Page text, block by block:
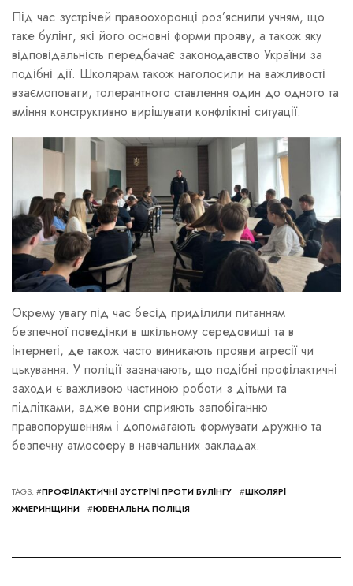
Під час зустрічей правоохоронці роз’яснили учням, що
таке булінг, які його основні форми прояву, а також яку
відповідальність передбачає законодавство України за
подібні дії. Школярам також наголосили на важливості
взаємоповаги, толерантного ставлення один до одного та
вміння конструктивно вирішувати конфліктні ситуації.
Окрему увагу під час бесід приділили питанням
безпечної поведінки в шкільному середовищі та в
інтернеті, де також часто виникають прояви агресії чи
цькування. У поліції зазначають, що подібні профілактичні
заходи є важливою частиною роботи з дітьми та
підлітками, адже вони сприяють запобіганню
правопорушенням і допомагають формувати дружню та
безпечну атмосферу в навчальних закладах.
TAGS: #ПРОФІЛАКТИЧНІ ЗУСТРІЧІ ПРОТИ БУЛІНГУ #ШКОЛЯРІ
ЖМЕРИНЩИНИ
#ЮВЕНАЛЬНА ПОЛІЦІЯ